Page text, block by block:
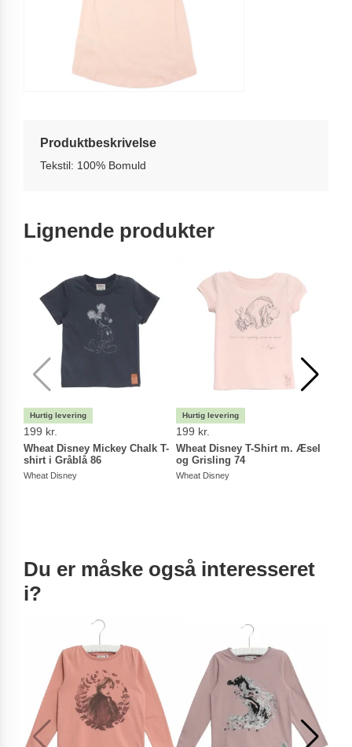
Produktbeskrivelse
Tekstil: 100% Bomuld
Lignende produkter
199 kr.
Wheat Disney Mickey Chalk T-
shirt i Gråblå 86
Wheat Disney
199 kr.
Wheat Disney T-Shirt m. Æsel
og Grisling 74
Wheat Disney
Du er måske også interesseret
i?